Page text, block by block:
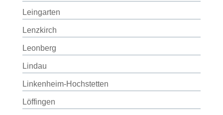
Leingarten
Lenzkirch
Leonberg
Lindau
Linkenheim-Hochstetten
Löffingen